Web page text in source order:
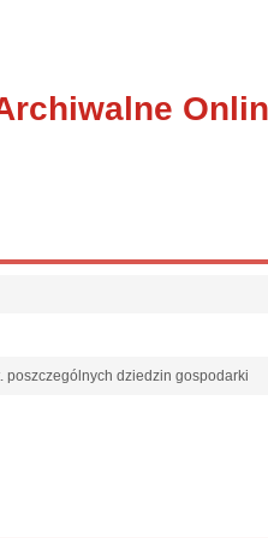
poszczególnych dziedzin gospodarki